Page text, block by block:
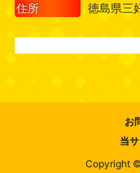
住所
徳島県三
お
当
Copyright